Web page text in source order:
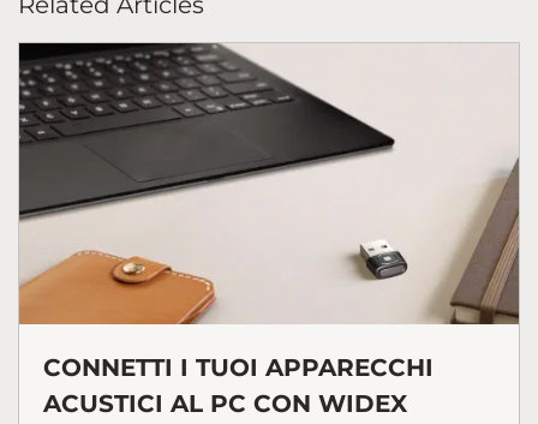
CONNETTI I TUOI APPARECCHI
ACUSTICI AL PC CON WIDEX